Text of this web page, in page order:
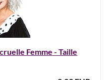
Femme - Taille